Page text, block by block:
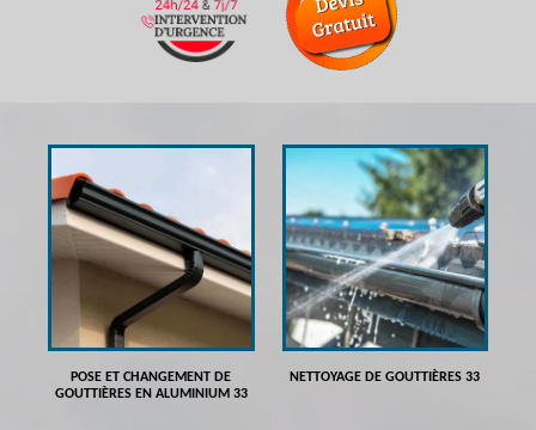
POSE ET CHANGEMENT DE
GOUTTIÈRES EN ALUMINIUM 33
NETTOYAGE DE GOUTTIÈRES 33